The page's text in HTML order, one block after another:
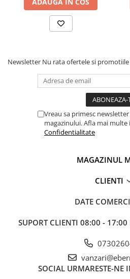
Masini electrice de filetat
Exhaustor pentru aschii metal
Masini de gaurit cu talpa
Instalatii de spalare a pieselor
Lame de ferastrau cu varf din
Lame de ferăstrău cu acoperire
Panze de taiere cu banda verticala
Panze de taiere metal pentru
ferastraie
Standuri pentru ferăstraie cu
Standuri pentru strunguri metal
ADAUGA IN COS
Newsletter Nu rata ofertele si
Vreau sa primesc
magazinului. Afla mai multe
Confidentialitate
MAGAZINUL
CLIENTI
DATE
SUPORT CLIENTI 08:00 - 17:00
SOCIAL URMARESTE-NE